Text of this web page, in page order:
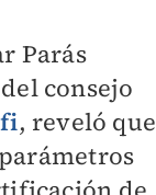
Parás
consejo
, reveló que